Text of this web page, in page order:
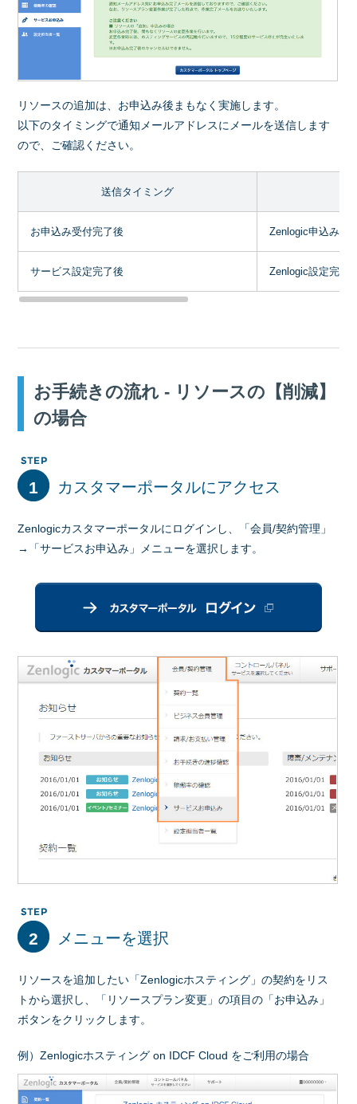
リソースの追加は、お申込み後まもなく実施します。
以下のタイミングで通知メールアドレスにメールを送信します
ので、ご確認ください。
送信タイミング
お申込み受付完了後 Zenlogic申込み受
サービス設定完了後 Zenlogic設定完了
お手続きの流れ - リソースの【削減】
の場合
1 カスタマーポータルにアクセス
Zenlogicカスタマーポータルにログインし、「会員/契約管理」
→「サービスお申込み」メニューを選択します。
2 メニューを選択
リソースを追加したい「Zenlogicホスティング」の契約をリス
トから選択し、「リソースプラン変更」の項目の「お申込み」
ボタンをクリックします。
例）Zenlogicホスティング on IDCF Cloud をご利用の場合